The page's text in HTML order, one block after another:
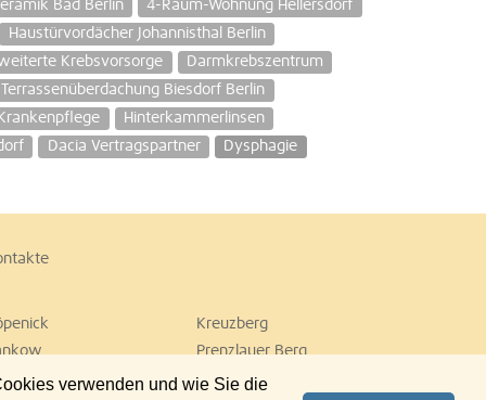
verwenden und wie Sie die
Bad Berlin
4-Raum-Wohnung Hellersdorf
Haustürvordächer Johannisthal Berlin
Krebsvorsorge
Darmkrebszentrum
Terrassenüberdachung Biesdorf Berlin
Krankenpflege
Hinterkammerlinsen
Dacia Vertragspartner
Dysphagie
Kreuzberg
Prenzlauer Berg
Tiergarten